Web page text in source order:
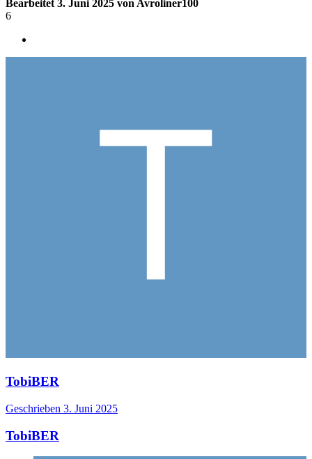
Bearbeitet3. Juni 2025 von Avroliner100
6
TobiBER
Geschrieben 3. Juni 2025
TobiBER